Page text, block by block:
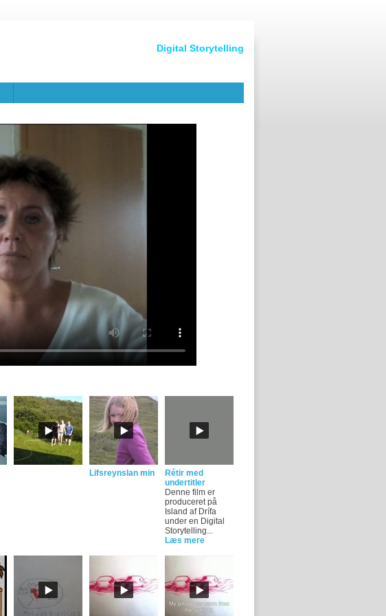
Digital Storytelling
Lifsreynslan min
Rétir med
undertitler
Denne film er
produceret på
Island af Drífa
under en Digital
Storytelling...
Læs mere